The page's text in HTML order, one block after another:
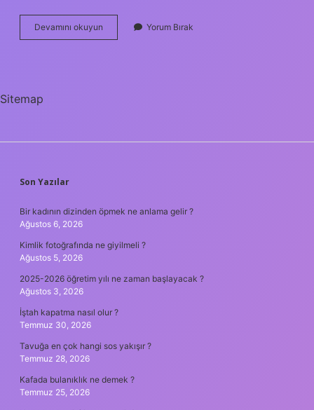
Devamını okuyun
Humma
Yorum Bırak
Sitemap
SIDEBAR
Son Yazılar
Bir kadının dizinden öpmek ne anlama gelir ?
Ağustos 6, 2026
Kimlik fotoğrafında ne giyilmeli ?
Ağustos 5, 2026
2025-2026 öğretim yılı ne zaman başlayacak ?
Ağustos 3, 2026
İştah kapatma nasıl olur ?
Temmuz 30, 2026
Tavuğa en çok hangi sos yakışır ?
Temmuz 28, 2026
Kafada bulanıklık ne demek ?
Temmuz 25, 2026